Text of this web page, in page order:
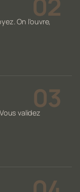
On l'ouvre,
validez